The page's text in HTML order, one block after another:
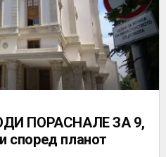
ПОРАСНАЛЕ ЗА 9,
според планот